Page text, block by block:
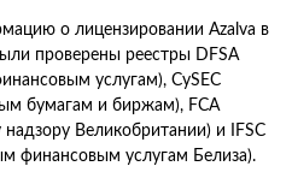
о лицензировании Azalva в
проверены реестры DFSA
услугам), CySEC
бумагам и биржам), FCA
Великобритании) и IFSC
финансовым услугам Белиза).